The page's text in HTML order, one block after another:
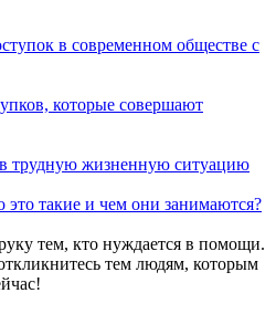
в современном обществе с
которые совершают
жизненную ситуацию
такие и чем они занимаются?
тем, кто нуждается в помощи.
тем людям, которым